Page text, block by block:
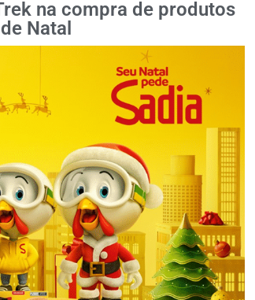
na compra de produtos
Natal